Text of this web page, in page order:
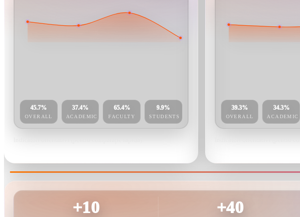
45.7%
OVERALL
37.4%
ACADEMIC
65.4%
FACULTY
9.9%
STUDENTS
39.3%
OVERALL
34.3%
ACADEMIC
+10 +40